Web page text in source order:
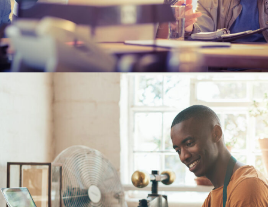
6 JUIN 2016 ADMIN7922